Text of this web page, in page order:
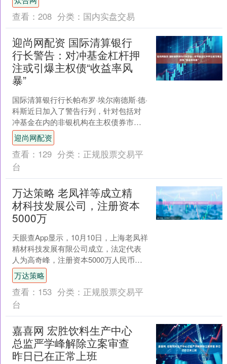
点，....
查看： 208 分类： 国内实盘交易
迎尚网配资 国际清算银行
行长警告：对冲基金杠杆押
注或引爆主权债“收益率风
暴”
国际清算银行行长帕布罗·埃尔南德斯·德·
科斯近日加入了警告行列，针对包括对
冲基金在内的非银机构在主权债券市场
中作用正日益高涨。当前正值政府债务
水平处于历史高位且....
迎尚网配资
查看： 129 分类： 正规股票交易平
台
万达策略 老凤祥等成立精
材科技发展公司，注册资本
5000万
天眼查App显示，10月10日，上海老凤祥
精材科技发展有限公司成立，法定代表
人为高奇峰，注册资本5000万人民币，
经营范围包括珠宝首饰回收修理服务、
普通货物仓储....
万达策略
查看： 153 分类： 正规股票交易平
台
嘉喜网 宏胜饮料生产中心
总监严学峰解除立案审查
昨日已在正常上班